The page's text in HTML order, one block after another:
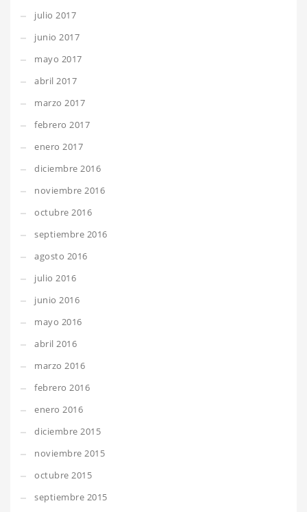
julio 2017
junio 2017
mayo 2017
abril 2017
marzo 2017
febrero 2017
enero 2017
diciembre 2016
noviembre 2016
octubre 2016
septiembre 2016
agosto 2016
julio 2016
junio 2016
mayo 2016
abril 2016
marzo 2016
febrero 2016
enero 2016
diciembre 2015
noviembre 2015
octubre 2015
septiembre 2015